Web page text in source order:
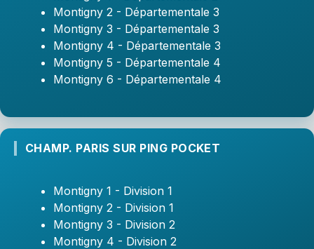
Montigny 2 - Départementale 3
Montigny 3 - Départementale 3
Montigny 4 - Départementale 3
Montigny 5 - Départementale 4
Montigny 6 - Départementale 4
CHAMP. PARIS SUR PING POCKET
Montigny 1 - Division 1
Montigny 2 - Division 1
Montigny 3 - Division 2
Montigny 4 - Division 2